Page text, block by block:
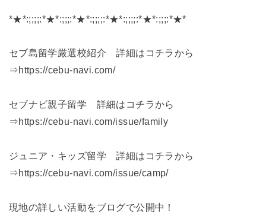
*★*:;;;;:*★*:;;;:*★*:;;;;:*★*:;;;;:*★*:;;;:*★*
セブ島留学厳選校紹介 詳細はコチラから
⇒https://cebu-navi.com/
セブナビ親子留学 詳細はコチラから
⇒https://cebu-navi.com/issue/family
ジュニア・キッズ留学 詳細はコチラから
⇒https://cebu-navi.com/issue/camp/
現地の詳しい活動‍‍‍をブログで公開中！